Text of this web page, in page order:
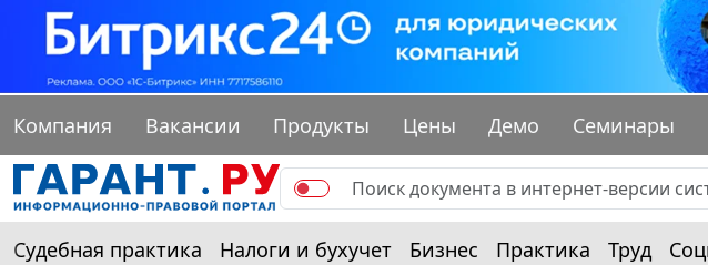
Компания Вакансии Продукты Цены Демо Семинары
Судебная практика Налоги и бухучет Бизнес Практика Труд